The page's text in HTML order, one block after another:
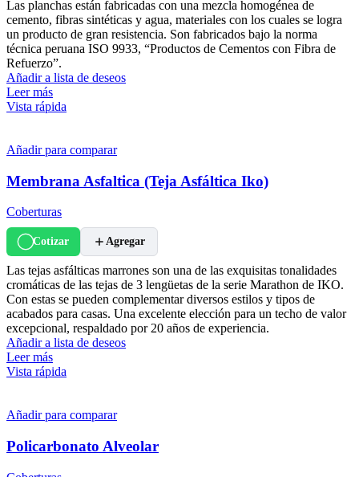
Las planchas están fabricadas con una mezcla homogénea de
cemento, fibras sintéticas y agua, materiales con los cuales se logra
un producto de gran resistencia. Son fabricados bajo la norma
técnica peruana ISO 9933, “Productos de Cementos con Fibra de
Refuerzo”.
Añadir a lista de deseos
Leer más
Vista rápida
Añadir para comparar
Membrana Asfaltica (Teja Asfáltica Iko)
Coberturas
Cotizar Agregar
Las tejas asfálticas marrones son una de las exquisitas tonalidades
cromáticas de las tejas de 3 lengüetas de la serie Marathon de IKO.
Con estas se pueden complementar diversos estilos y tipos de
acabados para casas. Una excelente elección para un techo de valor
excepcional, respaldado por 20 años de experiencia.
Añadir a lista de deseos
Leer más
Vista rápida
Añadir para comparar
Policarbonato Alveolar